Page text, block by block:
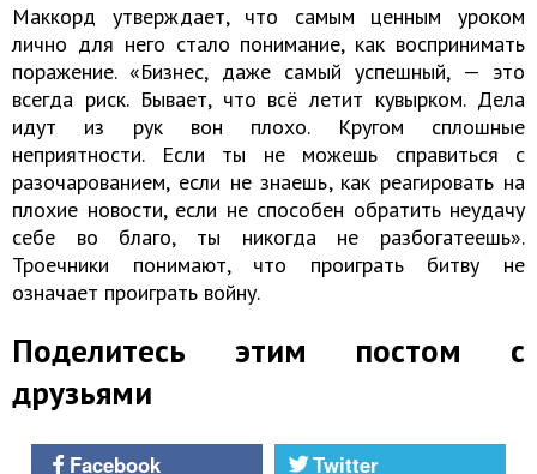
Маккорд утверждает, что самым ценным уроком
лично для него стало понимание, как воспринимать
поражение. «Бизнес, даже самый успешный, — это
всегда риск. Бывает, что всё летит кувырком. Дела
идут из рук вон плохо. Кругом сплошные
неприятности. Если ты не можешь справиться с
разочарованием, если не знаешь, как реагировать на
плохие новости, если не способен обратить неудачу
себе во благо, ты никогда не разбогатеешь».
Троечники понимают, что проиграть битву не
означает проиграть войну.
Поделитесь этим постом с
друзьями
Facebook
Twitter